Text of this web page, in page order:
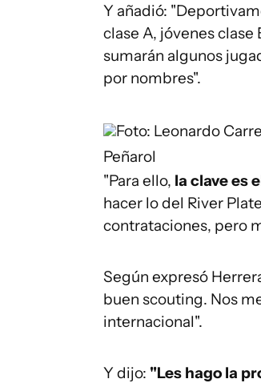
Y añadió:
clase A, jóvenes
sumarán algunos
por nombres".
Foto: Leonardo
Peñarol
"Para ello, la clave es
hacer lo del River
contrataciones, pero
Según expresó
buen scouting. Nos
internacional".
Y dijo: "Les hago la